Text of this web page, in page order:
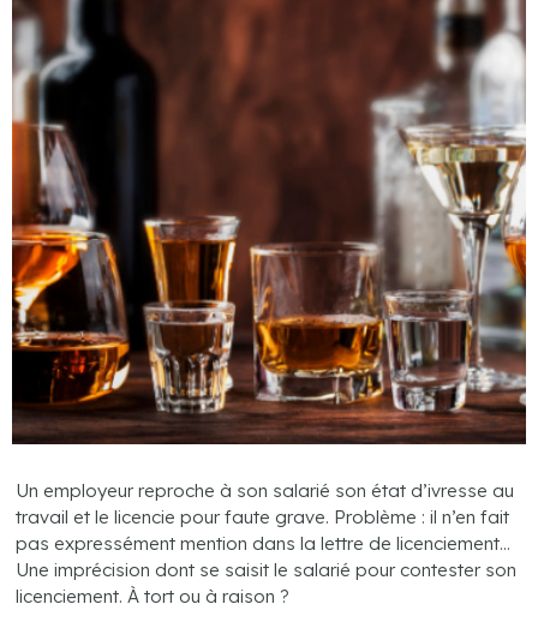
Un employeur reproche à son salarié son état d’ivresse au
travail et le licencie pour faute grave. Problème : il n’en fait
pas expressément mention dans la lettre de licenciement…
Une imprécision dont se saisit le salarié pour contester son
licenciement. À tort ou à raison ?